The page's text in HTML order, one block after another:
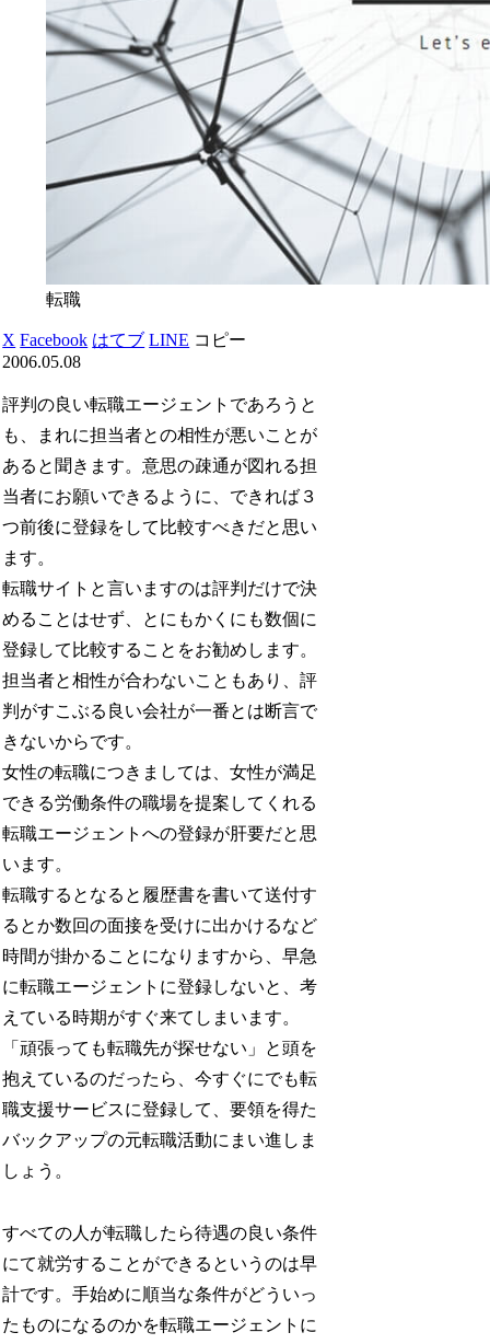
転職
X Facebook はてブ LINE コピー
2006.05.08
評判の良い転職エージェントであろうと
も、まれに担当者との相性が悪いことが
あると聞きます。意思の疎通が図れる担
当者にお願いできるように、できれば３
つ前後に登録をして比較すべきだと思い
ます。
転職サイトと言いますのは評判だけで決
めることはせず、とにもかくにも数個に
登録して比較することをお勧めします。
担当者と相性が合わないこともあり、評
判がすこぶる良い会社が一番とは断言で
きないからです。
女性の転職につきましては、女性が満足
できる労働条件の職場を提案してくれる
転職エージェントへの登録が肝要だと思
います。
転職するとなると履歴書を書いて送付す
るとか数回の面接を受けに出かけるなど
時間が掛かることになりますから、早急
に転職エージェントに登録しないと、考
えている時期がすぐ来てしまいます。
「頑張っても転職先が探せない」と頭を
抱えているのだったら、今すぐにでも転
職支援サービスに登録して、要領を得た
バックアップの元転職活動にまい進しま
しょう。
すべての人が転職したら待遇の良い条件
にて就労することができるというのは早
計です。手始めに順当な条件がどういっ
たものになるのかを転職エージェントに